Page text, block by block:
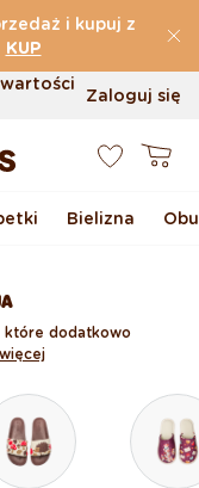
i kupuj z
KUP
Zaloguj się
Koszyk
Bielizna
które dodatkowo